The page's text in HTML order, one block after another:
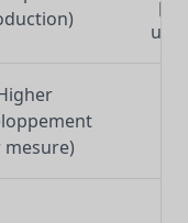
mesure)